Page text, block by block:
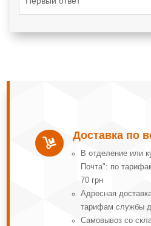

Доставка по
В отделение или
Почта": по
70 грн
Адресная
тарифам службы
Самовывоз со